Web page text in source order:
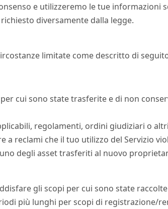
e utilizzeremo le tue informazioni
diversamente dalla legge.
limitate come descritto di
cui sono state trasferite e di non
regolamenti, ordini giudiziari o
reclami che il tuo utilizzo del Servizio
degli asset trasferiti al nuovo
gli scopi per cui sono state
più lunghi per scopi di registrazione/